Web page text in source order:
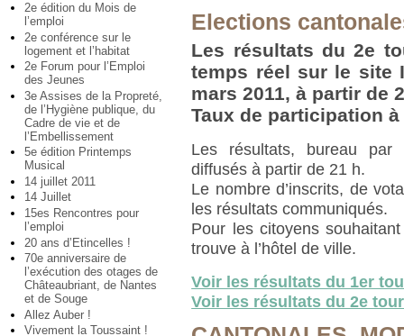
2e édition du Mois de
l’emploi
2e conférence sur le
logement et l’habitat
2e Forum pour l’Emploi
des Jeunes
3e Assises de la Propreté,
de l’Hygiène publique, du
Cadre de vie et de
l’Embellissement
5e édition Printemps
Musical
14 juillet 2011
14 Juillet
15es Rencontres pour
l’emploi
20 ans d’Etincelles !
70e anniversaire de
l’exécution des otages de
Châteaubriant, de Nantes
et de Souge
Allez Auber !
Vivement la Toussaint !
Elections
Les résultats du 2e
temps réel sur le site
mars 2011, à partir de
Taux de participation à
Les résultats, bureau par
diffusés à partir de 21 h.
Le nombre d’inscrits, de
les résultats communiqués.
Pour les citoyens
trouve à l’hôtel de ville.
Voir les résultats du 1er
Voir les résultats du 2e